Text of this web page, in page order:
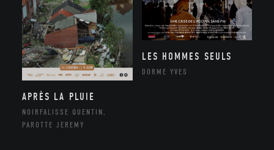
APRÈS LA PLUIE
NOIRFALISSE QUENTIN,
PAROTTE JEREMY
LES HOMMES SEULS
DORME YVES